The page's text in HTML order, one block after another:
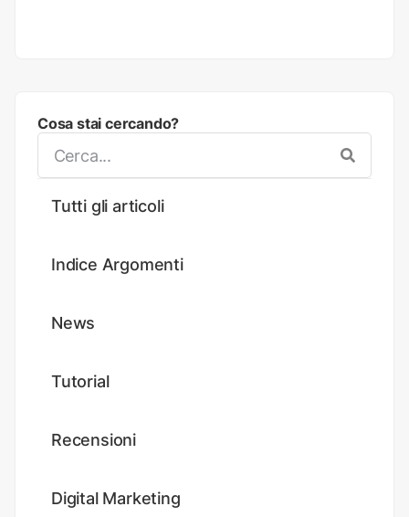
Cosa stai cercando?
Tutti gli articoli
Indice Argomenti
News
Tutorial
Recensioni
Digital Marketing